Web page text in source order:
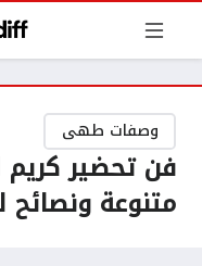
وصفات طهى
فن تحضير كريم
متنوعة